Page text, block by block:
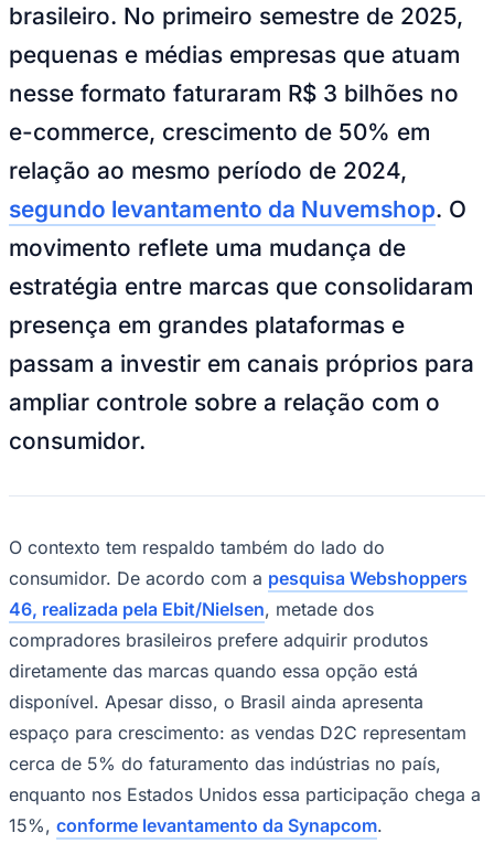
do CondeVila Engenho NovoVila MárciaVila Nossa Sra. da
Votupoca
Para Sua Empresa
Anuncie no Portal
Divulgar Vagas
Novo
Publicidade Legal
Negócios Regionais
Turismo
Segurança Regional
Hospitais Estaduais
Cidades da Região
Santana de Parnaíba OsascoCarapicuíbaJandiraItapeviCotia
do Bom Jesus
Araçariguama Cajamar
RochaFrancisco MoratoTaboão da SerraEmbu das ArtesSão Roque
Para Sua Empresa
Guia de Empresas
Hub de Negócios
Selo Verificado
Portal Educacional
Agenda de Vestibulares
Concursos
Panorama Econômico
Panorama Econômico
Para Sua Empresa
Anuncie no Portal
Verificar EmpresaNovo
Anunciar VagasNovo
Publicidade Legal
brasileiro. No primeiro semestre de 2025,
pequenas e médias empresas que atuam
nesse formato faturaram R$ 3 bilhões no
e-commerce, crescimento de 50% em
relação ao mesmo período de 2024,
segundo levantamento da Nuvemshop. O
movimento reflete uma mudança de
estratégia entre marcas que consolidaram
presença em grandes plataformas e
passam a investir em canais próprios para
ampliar controle sobre a relação com o
consumidor.
O contexto tem respaldo também do lado do
consumidor. De acordo com a pesquisa Webshoppers
46, realizada pela Ebit/Nielsen, metade dos
compradores brasileiros prefere adquirir produtos
diretamente das marcas quando essa opção está
disponível. Apesar disso, o Brasil ainda apresenta
espaço para crescimento: as vendas D2C representam
cerca de 5% do faturamento das indústrias no país,
enquanto nos Estados Unidos essa participação chega a
15%, conforme levantamento da Synapcom.